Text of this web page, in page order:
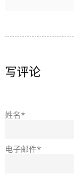
写评论
姓名*
电子邮件*